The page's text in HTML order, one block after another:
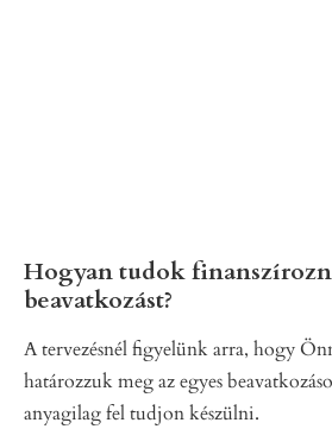
Hogyan tudok
beavatkozást?
A tervezésnél figyelünk arra, hogy
határozzuk meg az egyes
anyagilag fel tudjon készülni.